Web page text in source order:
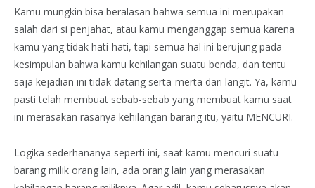
Kamu mungkin bisa beralasan bahwa semua ini merupakan
salah dari si penjahat, atau kamu menganggap semua karena
kamu yang tidak hati-hati, tapi semua hal ini berujung pada
kesimpulan bahwa kamu kehilangan suatu benda, dan tentu
saja kejadian ini tidak datang serta-merta dari langit. Ya, kamu
pasti telah membuat sebab-sebab yang membuat kamu saat
ini merasakan rasanya kehilangan barang itu, yaitu MENCURI.
Logika sederhananya seperti ini, saat kamu mencuri suatu
barang milik orang lain, ada orang lain yang merasakan